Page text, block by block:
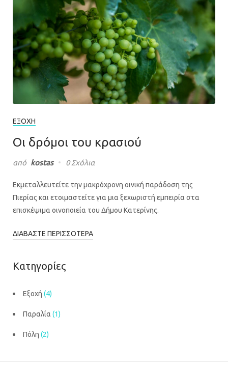
ΕΞΟΧΉ
Οι δρόμοι του κρασιού
από kostas 0 Σχόλια
Εκμεταλλευτείτε την μακρόχρονη οινική παράδοση της
Πιερίας και ετοιμαστείτε για μια ξεχωριστή εμπειρία στα
επισκέψιμα οινοποιεία του Δήμου Κατερίνης.
ΔΙΑΒΆΣΤΕ ΠΕΡΙΣΣΌΤΕΡΑ
Κατηγορίες
Εξοχή (4)
Παραλία (1)
Πόλη (2)